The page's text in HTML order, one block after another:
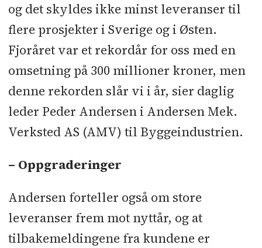
og det skyldes ikke minst leveranser til
flere prosjekter i Sverige og i Østen.
Fjoråret var et rekordår for oss med en
omsetning på 300 millioner kroner, men
denne rekorden slår vi i år, sier daglig
leder Peder Andersen i Andersen Mek.
Verksted AS (AMV) til Byggeindustrien.
– Oppgraderinger
Andersen forteller også om store
leveranser frem mot nyttår, og at
tilbakemeldingene fra kundene er